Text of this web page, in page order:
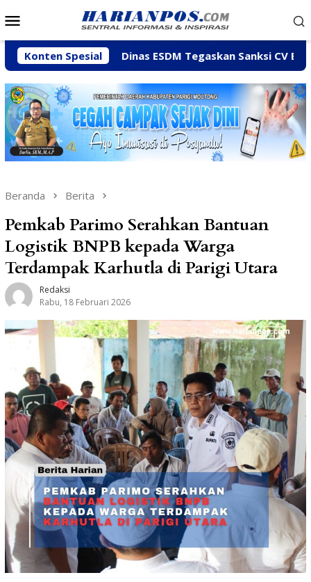
ke
Mobile
Konten Spesial
Dinas ESDM Tegaskan Sanksi CV BBN Belum
Beranda Berita
Pemkab Parimo Serahkan Bantuan
Logistik BNPB kepada Warga
Terdampak Karhutla di Parigi Utara
Redaksi
Rabu, 18 Februari 2026